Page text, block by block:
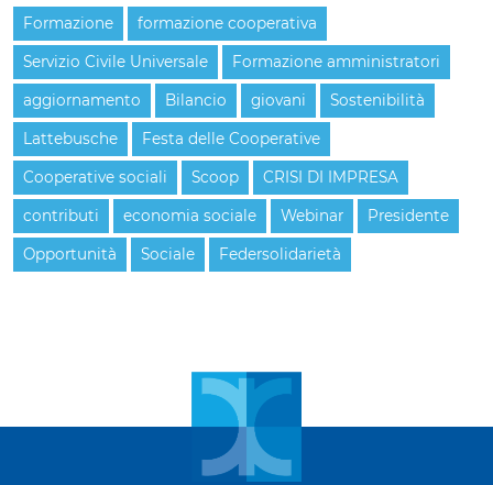
Formazione formazione cooperativa
Servizio Civile Universale Formazione amministratori
aggiornamento Bilancio giovani Sostenibilità
Lattebusche Festa delle Cooperative
Cooperative sociali Scoop CRISI DI IMPRESA
contributi economia sociale Webinar Presidente
Opportunità Sociale Federsolidarietà